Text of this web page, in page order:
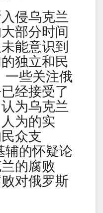
侵乌克兰
部分时间
能意识到
独立和民
一些关注俄
经接受了
为乌克兰
为的实
众支
辅的怀疑论
的腐败
败对俄罗斯